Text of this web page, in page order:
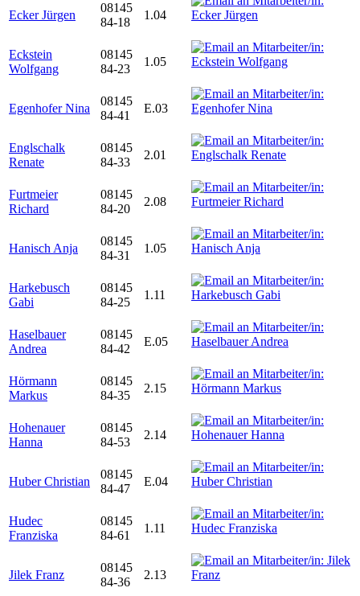
Ecker Jürgen
08145
84-18
1.04
Eckstein
Wolfgang
08145
84-23
1.05
Egenhofer Nina
08145
84-41
E.03
Englschalk
Renate
08145
84-33
2.01
Furtmeier
Richard
08145
84-20
2.08
Hanisch Anja
08145
84-31
1.05
Harkebusch
Gabi
08145
84-25
1.11
Haselbauer
Andrea
08145
84-42
E.05
Hörmann
Markus
08145
84-35
2.15
Hohenauer
Hanna
08145
84-53
2.14
Huber Christian
08145
84-47
E.04
Hudec
Franziska
08145
84-61
1.11
Jilek Franz
08145
84-36
2.13